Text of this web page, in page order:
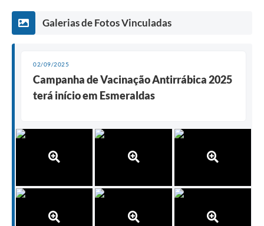
Galerias de Fotos Vinculadas
02/09/2025
Campanha de Vacinação Antirrábica 2025
terá início em Esmeraldas